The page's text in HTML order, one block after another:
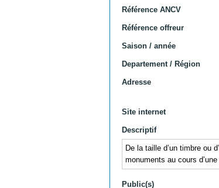
Référence ANCV
Référence offreur
Saison / année
Departement / Région
Adresse
Site internet
Descriptif
De la taille d’un timbre ou
monuments au cours
Public(s)